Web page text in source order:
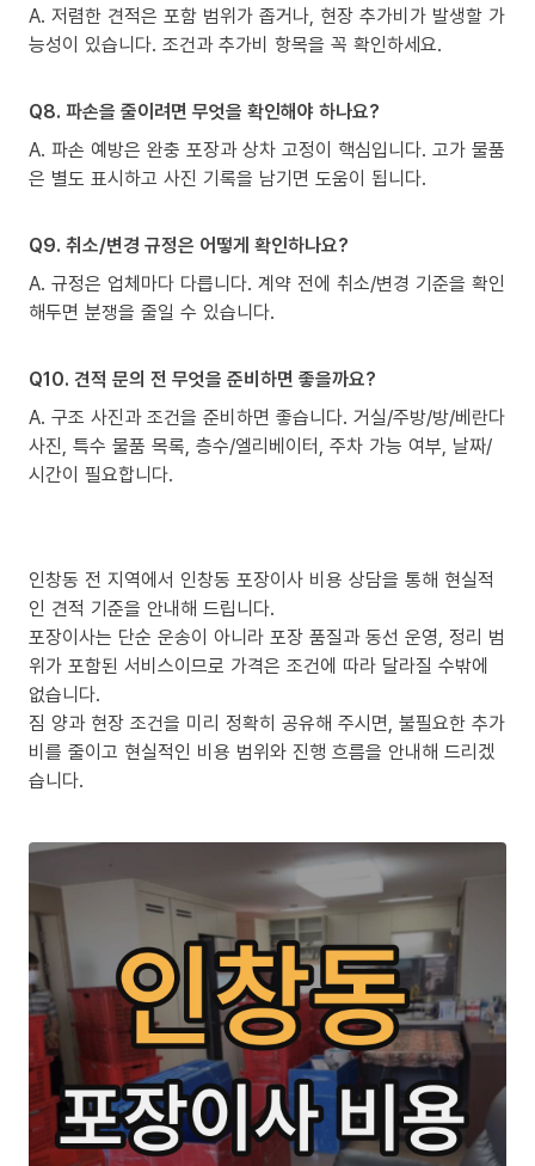
A. 저렴한 견적은 포함 범위가 좁거나, 현장 추가비가 발생할 가
능성이 있습니다. 조건과 추가비 항목을 꼭 확인하세요.
Q8. 파손을 줄이려면 무엇을 확인해야 하나요?
A. 파손 예방은 완충 포장과 상차 고정이 핵심입니다. 고가 물품
은 별도 표시하고 사진 기록을 남기면 도움이 됩니다.
Q9. 취소/변경 규정은 어떻게 확인하나요?
A. 규정은 업체마다 다릅니다. 계약 전에 취소/변경 기준을 확인
해두면 분쟁을 줄일 수 있습니다.
Q10. 견적 문의 전 무엇을 준비하면 좋을까요?
A. 구조 사진과 조건을 준비하면 좋습니다. 거실/주방/방/베란다
사진, 특수 물품 목록, 층수/엘리베이터, 주차 가능 여부, 날짜/
시간이 필요합니다.
인창동 전 지역에서 인창동 포장이사 비용 상담을 통해 현실적
인 견적 기준을 안내해 드립니다.
포장이사는 단순 운송이 아니라 포장 품질과 동선 운영, 정리 범
위가 포함된 서비스이므로 가격은 조건에 따라 달라질 수밖에
없습니다.
짐 양과 현장 조건을 미리 정확히 공유해 주시면, 불필요한 추가
비를 줄이고 현실적인 비용 범위와 진행 흐름을 안내해 드리겠
습니다.